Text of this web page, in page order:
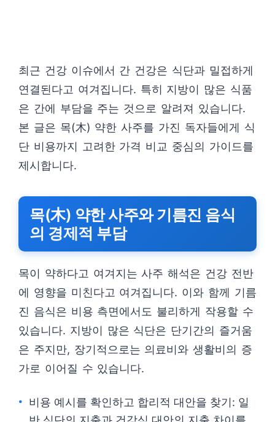
최근 건강 이슈에서 간 건강은 식단과 밀접하게
연결된다고 여겨집니다. 특히 지방이 많은 식품
은 간에 부담을 주는 것으로 알려져 있습니다.
본 글은 목(木) 약한 사주를 가진 독자들에게 식
단 비용까지 고려한 가격 비교 중심의 가이드를
제시합니다.
목(木) 약한 사주와 기름진 음식
의 경제적 부담
목이 약하다고 여겨지는 사주 해석은 건강 전반
에 영향을 미친다고 여겨집니다. 이와 함께 기름
진 음식은 비용 측면에서도 불리하게 작용할 수
있습니다. 지방이 많은 식단은 단기간의 즐거움
은 주지만, 장기적으로는 의료비와 생활비의 증
가로 이어질 수 있습니다.
비용 예시를 확인하고 합리적 대안을 찾기: 일